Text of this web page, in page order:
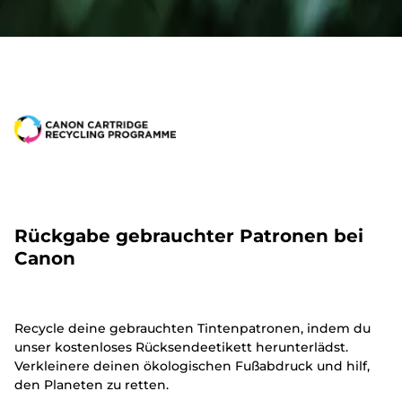
Rückgabe gebrauchter Patronen bei
Canon
Recycle deine gebrauchten Tintenpatronen, indem du
unser kostenloses Rücksendeetikett herunterlädst.
Verkleinere deinen ökologischen Fußabdruck und hilf,
den Planeten zu retten.